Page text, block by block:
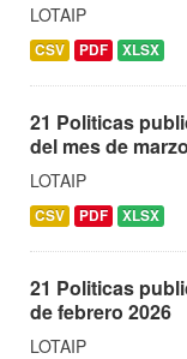
LOTAIP
CSV PDF XLSX
21 Politicas
del mes de
LOTAIP
CSV PDF XLSX
21 Politicas
de febrero 2026
LOTAIP